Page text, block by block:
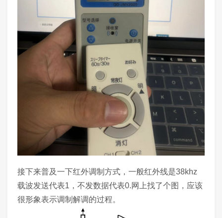
接下来普及一下红外调制方式，一般红外线是38khz
载波发送代表1，不发数据代表0.网上找了个图，应该
很形象表示调制解调的过程。